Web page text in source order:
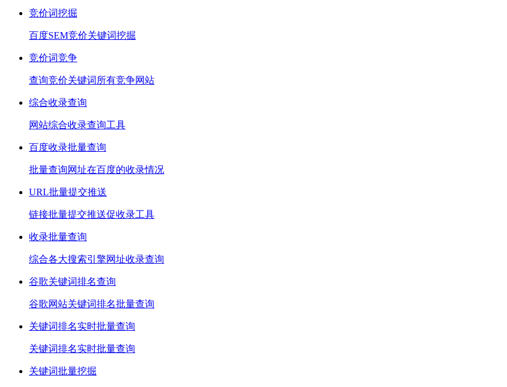
竞价词挖掘
百度SEM竞价关键词挖掘
竞价词竞争
查询竞价关键词所有竞争网站
综合收录查询
网站综合收录查询工具
百度收录批量查询
批量查询网址在百度的收录情况
URL批量提交推送
链接批量提交推送促收录工具
收录批量查询
综合各大搜索引擎网址收录查询
谷歌关键词排名查询
谷歌网站关键词排名批量查询
关键词排名实时批量查询
关键词排名实时批量查询
关键词批量挖掘